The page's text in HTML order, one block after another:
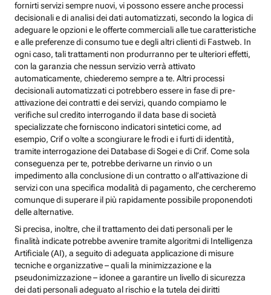
fornirti servizi sempre nuovi, vi possono essere anche processi
decisionali e di analisi dei dati automatizzati, secondo la logica di
adeguare le opzioni e le offerte commerciali alle tue caratteristiche
e alle preferenze di consumo tue e degli altri clienti di Fastweb. In
ogni caso, tali trattamenti non produrranno per te ulteriori effetti,
con la garanzia che nessun servizio verrà attivato
automaticamente, chiederemo sempre a te. Altri processi
decisionali automatizzati ci potrebbero essere in fase di pre-
attivazione dei contratti e dei servizi, quando compiamo le
verifiche sul credito interrogando il data base di società
specializzate che forniscono indicatori sintetici come, ad
esempio, Crif o volte a scongiurare le frodi e i furti di identità,
tramite interrogazione dei Database di Sogei e di Crif. Come sola
conseguenza per te, potrebbe derivarne un rinvio o un
impedimento alla conclusione di un contratto o all’attivazione di
servizi con una specifica modalità di pagamento, che cercheremo
comunque di superare il più rapidamente possibile proponendoti
delle alternative.
Si precisa, inoltre, che il trattamento dei dati personali per le
finalità indicate potrebbe avvenire tramite algoritmi di Intelligenza
Artificiale (AI), a seguito di adeguata applicazione di misure
tecniche e organizzative – quali la minimizzazione e la
pseudonimizzazione – idonee a garantire un livello di sicurezza
dei dati personali adeguato al rischio e la tutela dei diritti